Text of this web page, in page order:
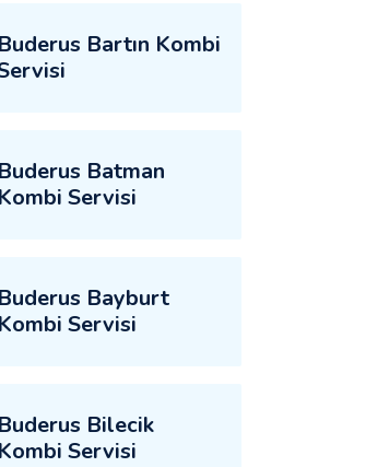
Buderus Bartın Kombi
Buderus Batman
Kombi Servisi
Buderus Bayburt
Kombi Servisi
Buderus Bilecik
Kombi Servisi